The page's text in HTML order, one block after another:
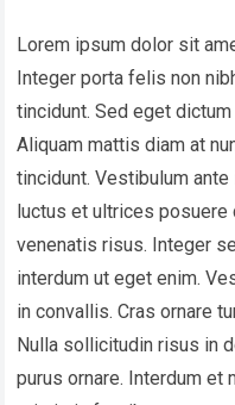
Lorem ipsum dolor sit
Integer porta felis non
tincidunt. Sed eget
Aliquam mattis diam at
tincidunt. Vestibulum
luctus et ultrices posuere
venenatis risus. Integer
interdum ut eget enim.
in convallis. Cras ornare
Nulla sollicitudin risus in
purus ornare. Interdum et